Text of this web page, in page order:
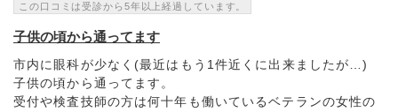
この口コミは受診から5年以上経過しています。
子供の頃から通ってます
市内に眼科が少なく(最近はもう1件近くに出来ましたが…)
子供の頃から通ってます。
受付や検査技師の方は何十年も働いているベテランの女性の